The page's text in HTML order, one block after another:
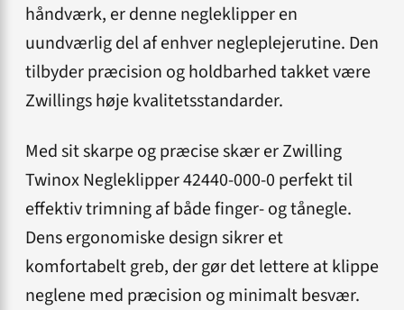
håndværk, er denne negleklipper en
uundværlig del af enhver negleplejerutine. Den
tilbyder præcision og holdbarhed takket være
Zwillings høje kvalitetsstandarder.
Med sit skarpe og præcise skær er Zwilling
Twinox Negleklipper 42440-000-0 perfekt til
effektiv trimning af både finger- og tånegle.
Dens ergonomiske design sikrer et
komfortabelt greb, der gør det lettere at klippe
neglene med præcision og minimalt besvær.